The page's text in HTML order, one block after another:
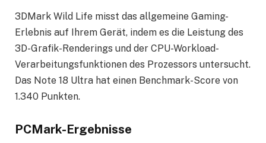
3DMark Wild Life misst das allgemeine Gaming-
Erlebnis auf Ihrem Gerät, indem es die Leistung des
3D-Grafik-Renderings und der CPU-Workload-
Verarbeitungsfunktionen des Prozessors untersucht.
Das Note 18 Ultra hat einen Benchmark-Score von
1.340 Punkten.
PCMark-Ergebnisse